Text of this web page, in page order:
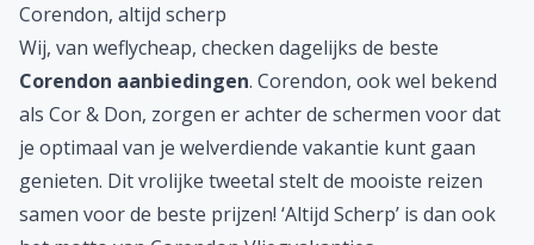
Corendon, altijd scherp
Wij, van weflycheap, checken dagelijks de beste
Corendon aanbiedingen. Corendon, ook wel bekend
als Cor & Don, zorgen er achter de schermen voor dat
je optimaal van je welverdiende vakantie kunt gaan
genieten. Dit vrolijke tweetal stelt de mooiste reizen
samen voor de beste prijzen! ‘Altijd Scherp’ is dan ook